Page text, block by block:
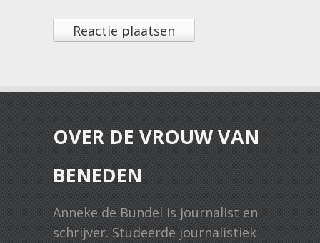
OVER DE VROUW VAN
BENEDEN
Anneke de Bundel is journalist en
schrijver. Studeerde journalistiek